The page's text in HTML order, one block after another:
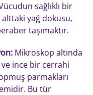
sağlıklı bir
yağ dokusu,
taşımaktır.
Mikroskop altında
ve ince bir cerrahi
parmakları
Bu tür